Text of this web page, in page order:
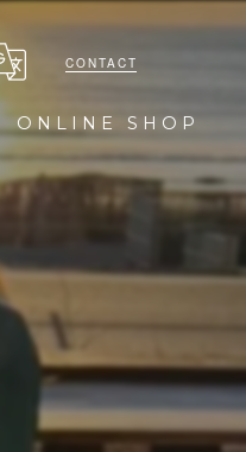
CONTACT
ONLINE SHOP